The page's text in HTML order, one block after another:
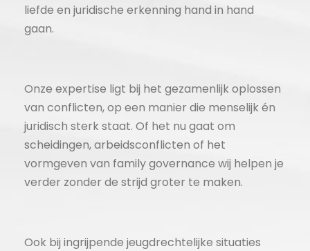
liefde en juridische erkenning hand in hand
gaan.
Onze expertise ligt bij het gezamenlijk oplossen
van conflicten, op een manier die menselijk én
juridisch sterk staat. Of het nu gaat om
scheidingen, arbeidsconflicten of het
vormgeven van family governance wij helpen je
verder zonder de strijd groter te maken.
Ook bij ingrijpende jeugdrechtelijke situaties